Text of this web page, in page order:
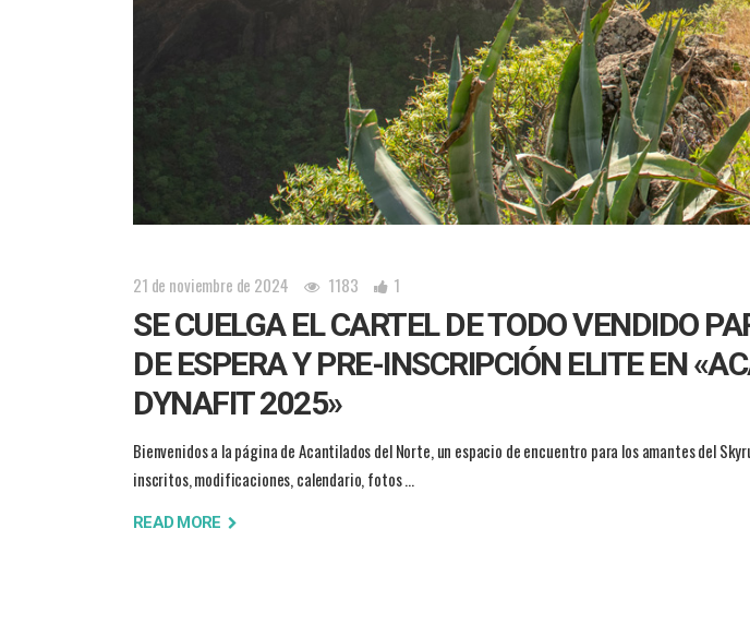
21 de noviembre de 2024 1183 1
SE CUELGA EL CARTEL DE TODO VENDIDO
DE ESPERA Y PRE-INSCRIPCIÓN ELITE EN
DYNAFIT 2025»
Bienvenidos a la página de Acantilados del Norte, un espacio de encuentro para los amantes del
inscritos, modificaciones, calendario, fotos
READ MORE